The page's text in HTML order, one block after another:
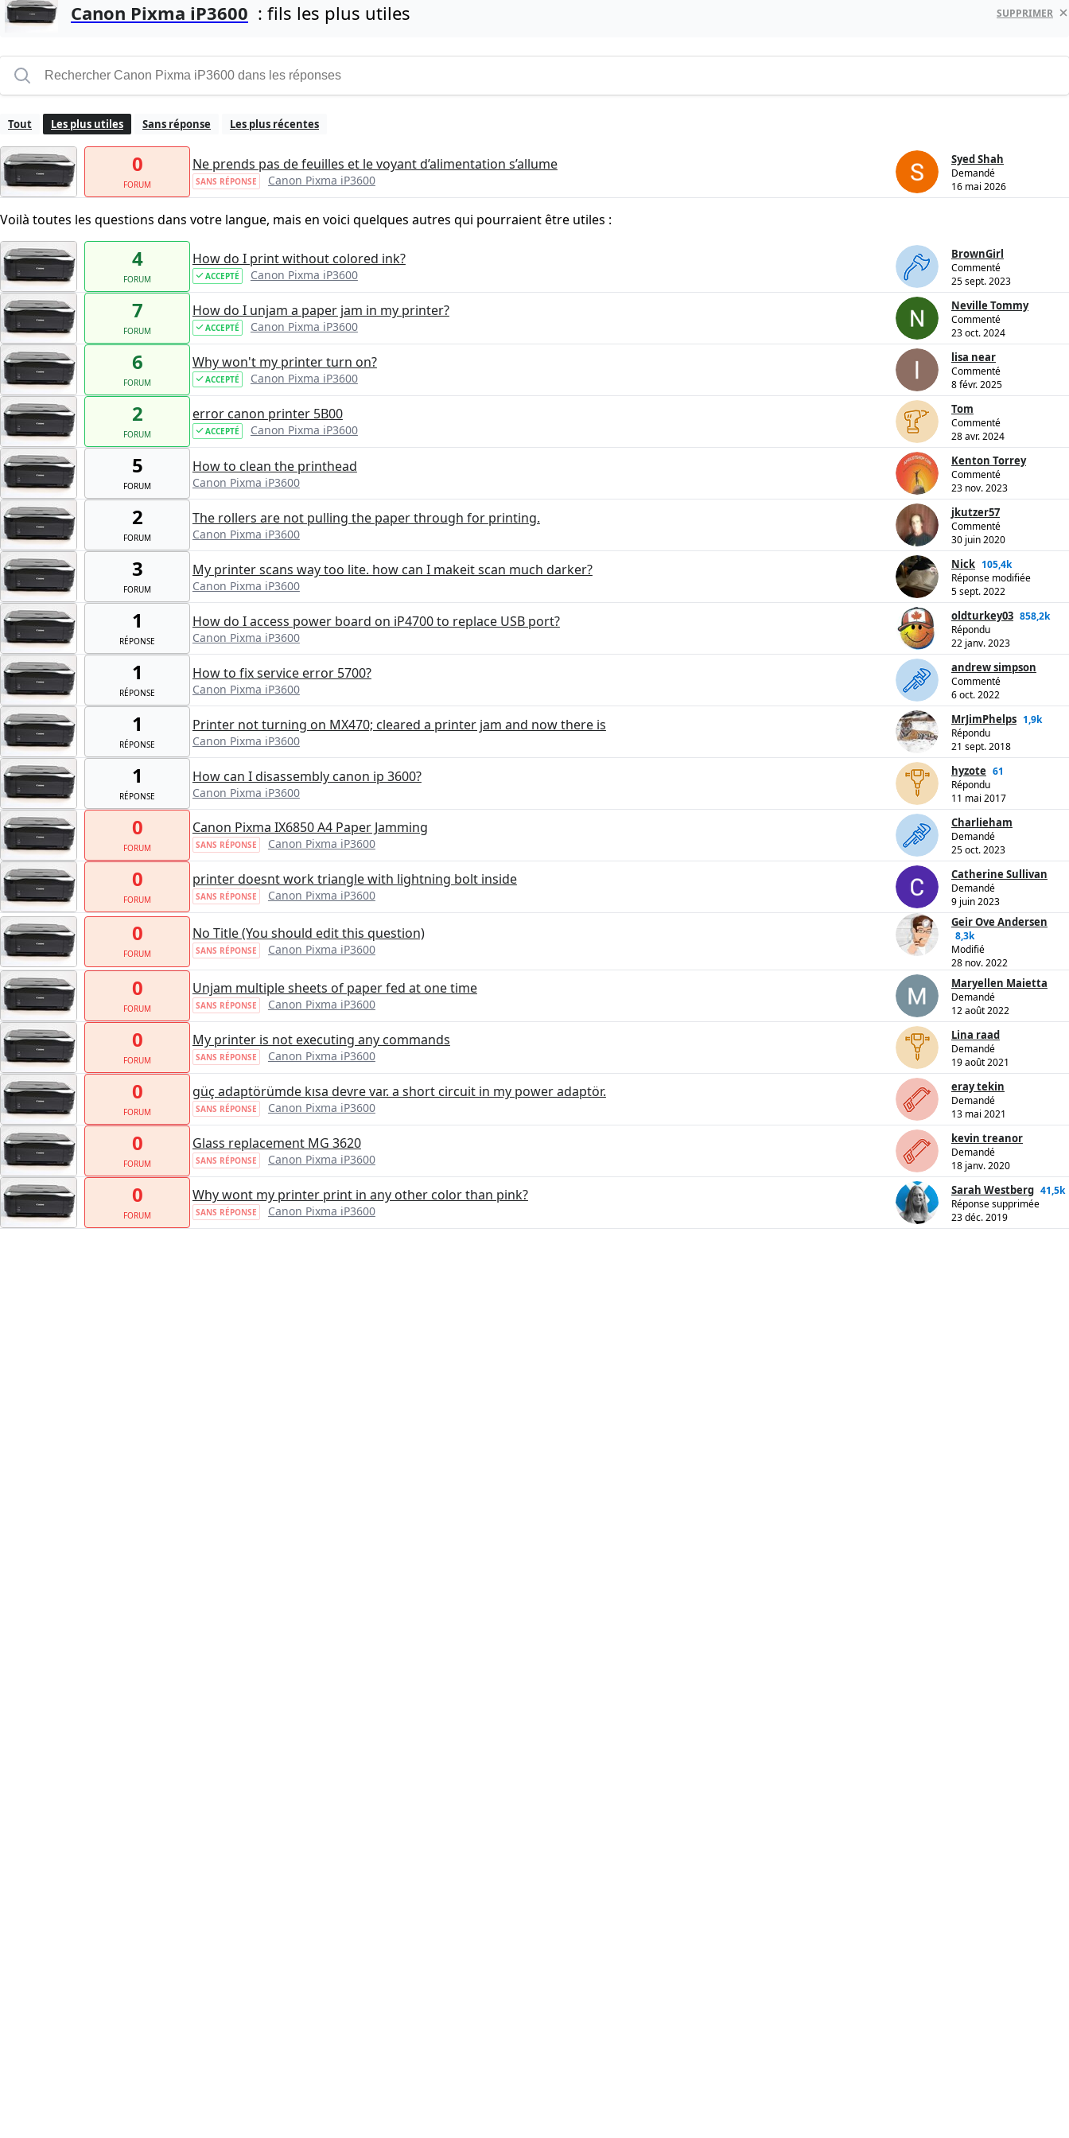
Canon Pixma iP3600 : fils les plus utiles SUPPRIMER
Tout Les plus utiles Sans réponse Les plus récentes
0
FORUM
Ne prends pas de feuilles et le voyant d’alimentation s’allume
SANS RÉPONSE Canon Pixma iP3600
Syed Shah
Demandé
16 mai 2026
Voilà toutes les questions dans votre langue, mais en voici quelques autres qui pourraient être utiles :
4
FORUM
How do I print without colored ink?
ACCEPTÉ Canon Pixma iP3600
BrownGirl
Commenté
25 sept. 2023
7
FORUM
How do I unjam a paper jam in my printer?
ACCEPTÉ Canon Pixma iP3600
Neville Tommy
Commenté
23 oct. 2024
6
FORUM
Why won't my printer turn on?
ACCEPTÉ Canon Pixma iP3600
lisa near
Commenté
8 févr. 2025
2
FORUM
error canon printer 5B00
ACCEPTÉ Canon Pixma iP3600
Tom
Commenté
28 avr. 2024
5
FORUM
How to clean the printhead
Canon Pixma iP3600
Kenton Torrey
Commenté
23 nov. 2023
2
FORUM
The rollers are not pulling the paper through for printing.
Canon Pixma iP3600
jkutzer57
Commenté
30 juin 2020
3
FORUM
My printer scans way too lite. how can I makeit scan much darker?
Canon Pixma iP3600
Nick 105,4k
Réponse modifiée
5 sept. 2022
1
RÉPONSE
How do I access power board on iP4700 to replace USB port?
Canon Pixma iP3600
oldturkey03 858,2k
Répondu
22 janv. 2023
1
RÉPONSE
How to fix service error 5700?
Canon Pixma iP3600
andrew simpson
Commenté
6 oct. 2022
1
RÉPONSE
Printer not turning on MX470; cleared a printer jam and now there is
Canon Pixma iP3600
MrJimPhelps 1,9k
Répondu
21 sept. 2018
1
RÉPONSE
How can I disassembly canon ip 3600?
Canon Pixma iP3600
hyzote 61
Répondu
11 mai 2017
0
FORUM
Canon Pixma IX6850 A4 Paper Jamming
SANS RÉPONSE Canon Pixma iP3600
Charlieham
Demandé
25 oct. 2023
0
FORUM
printer doesnt work triangle with lightning bolt inside
SANS RÉPONSE Canon Pixma iP3600
Catherine Sullivan
Demandé
9 juin 2023
0
FORUM
No Title (You should edit this question)
SANS RÉPONSE Canon Pixma iP3600
Geir Ove Andersen
8,3k
Modifié
28 nov. 2022
0
FORUM
Unjam multiple sheets of paper fed at one time
SANS RÉPONSE Canon Pixma iP3600
Maryellen Maietta
Demandé
12 août 2022
0
FORUM
My printer is not executing any commands
SANS RÉPONSE Canon Pixma iP3600
Lina raad
Demandé
19 août 2021
0
FORUM
güç adaptörümde kısa devre var. a short circuit in my power adaptör.
SANS RÉPONSE Canon Pixma iP3600
eray tekin
Demandé
13 mai 2021
0
FORUM
Glass replacement MG 3620
SANS RÉPONSE Canon Pixma iP3600
kevin treanor
Demandé
18 janv. 2020
0
FORUM
Why wont my printer print in any other color than pink?
SANS RÉPONSE Canon Pixma iP3600
Sarah Westberg 41,5k
Réponse supprimée
23 déc. 2019